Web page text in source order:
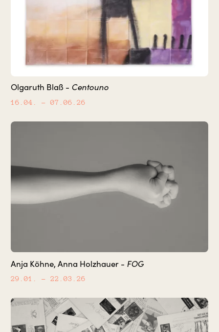
Olgaruth Blaß - Centouno
16.04. – 07.06.26
Anja Köhne, Anna Holzhauer - FOG
29.01. – 22.03.26